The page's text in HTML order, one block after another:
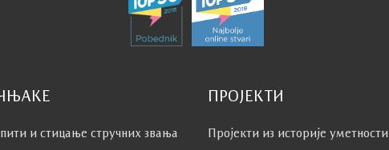
и стицање стручних звања
ПРОЈЕКТИ
Пројекти из историје уметности